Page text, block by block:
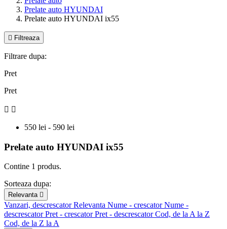
Prelate auto HYUNDAI
Prelate auto HYUNDAI ix55
 Filtreaza
Filtrare dupa:
Pret
Pret
 
550 lei - 590 lei
Prelate auto HYUNDAI ix55
Contine 1 produs.
Sorteaza dupa:
Relevanta 
Vanzari, descrescatorRelevanta Nume - crescatorNume -
descrescatorPret - crescatorPret - descrescatorCod, de la A la Z
Cod, de la Z la A